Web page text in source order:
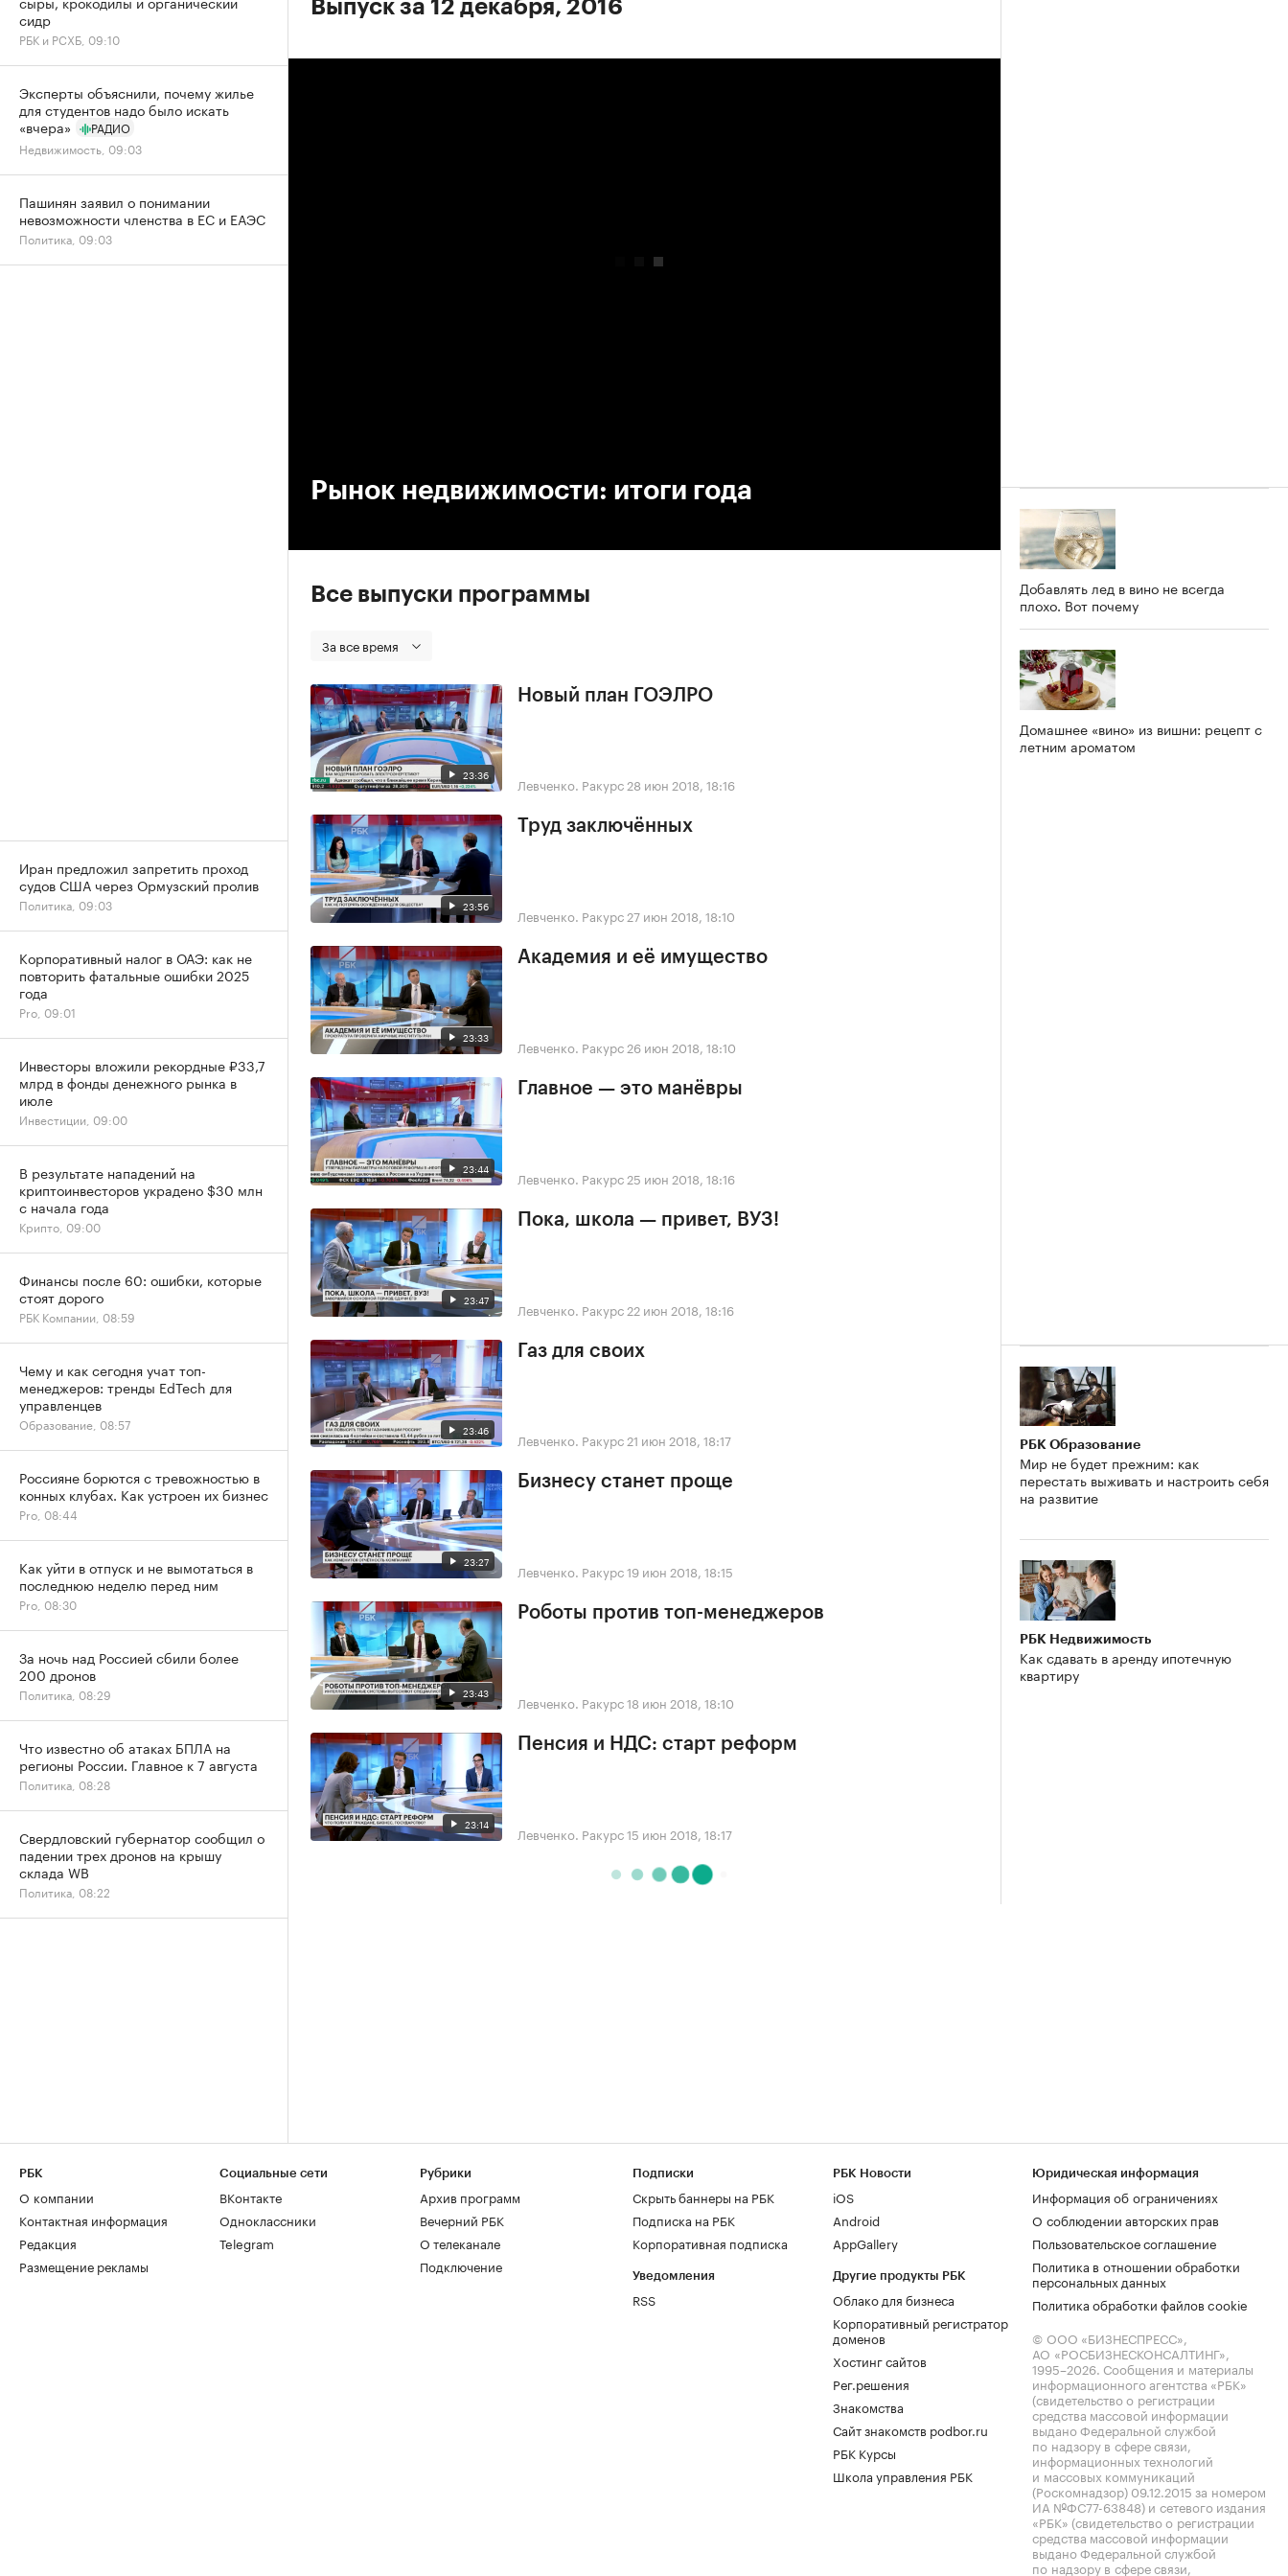
Выпуск за 12 декабря, 2016
Рынок недвижимости: итоги года
Все выпуски программы
За все время
23:36
Новый план ГОЭЛРО
Левченко. Ракурс 28 июн 2018, 18:16
23:56
Труд заключённых
Левченко. Ракурс 27 июн 2018, 18:10
23:33
Академия и её имущество
Левченко. Ракурс 26 июн 2018, 18:10
23:44
Главное — это манёвры
Левченко. Ракурс 25 июн 2018, 18:16
23:47
Пока, школа — привет, ВУЗ!
Левченко. Ракурс 22 июн 2018, 18:16
23:46
Газ для своих
Левченко. Ракурс 21 июн 2018, 18:17
23:27
Бизнесу станет проще
Левченко. Ракурс19 июн 2018, 18:15
23:43
Роботы против топ-менеджеров
Левченко. Ракурс18 июн 2018, 18:10
23:14
Пенсия и НДС: старт реформ
Левченко. Ракурс15 июн 2018, 18:17
Добавлять лед в вино не всегда
плохо. Вот почему
Домашнее «вино» из вишни: рецепт с
летним ароматом
РБК Образование
Мир не будет прежним: как
перестать выживать и настроить себя
на развитие
РБК Недвижимость
Как сдавать в аренду ипотечную
квартиру
сидр
РБК и РСХБ, 09:10
Эксперты объяснили, почему жилье
для студентов надо было искать
«вчера»
РАДИО
Недвижимость, 09:03
Пашинян заявил о понимании
невозможности членства в ЕС и ЕАЭС
Политика, 09:03
Иран предложил запретить проход
судов США через Ормузский пролив
Политика, 09:03
Корпоративный налог в ОАЭ: как не
повторить фатальные ошибки 2025
года
Pro, 09:01
Инвесторы вложили рекордные ₽33,7
млрд в фонды денежного рынка в
июле
Инвестиции, 09:00
В результате нападений на
криптоинвесторов украдено $30 млн
с начала года
Крипто, 09:00
Финансы после 60: ошибки, которые
стоят дорого
РБК Компании, 08:59
Чему и как сегодня учат топ-
менеджеров: тренды EdTech для
управленцев
Образование, 08:57
Россияне борются с тревожностью в
конных клубах. Как устроен их бизнес
Pro, 08:44
Как уйти в отпуск и не вымотаться в
последнюю неделю перед ним
Pro, 08:30
За ночь над Россией сбили более
200 дронов
Политика, 08:29
Что известно об атаках БПЛА на
регионы России. Главное к 7 августа
Политика, 08:28
Свердловский губернатор сообщил о
падении трех дронов на крышу
склада WB
Политика, 08:22
РБК
О компании
Контактная информация
Редакция
Размещение рекламы
Социальные сети
ВКонтакте
Одноклассники
Telegram
Рубрики
Архив программ
Вечерний РБК
О телеканале
Подключение
Подписки
Скрыть баннеры на РБК
Подписка на РБК
Корпоративная подписка
Уведомления
RSS
РБК Новости
iOS
Android
AppGallery
Другие продукты РБК
Облако для бизнеса
Корпоративный регистратор
доменов
Хостинг сайтов
Рег.решения
Знакомства
Сайт знакомств podbor.ru
РБК Курсы
Школа управления РБК
Юридическая информация
Информация об ограничениях
О соблюдении авторских прав
Пользовательское соглашение
Политика в отношении обработки
персональных данных
Политика обработки файлов cookie
© ООО «БИЗНЕСПРЕСС»,
АО «РОСБИЗНЕСКОНСАЛТИНГ»,
1995–2026. Сообщения и материалы
информационного агентства «РБК»
(свидетельство о регистрации
средства массовой информации
выдано Федеральной службой
по надзору в сфере связи,
информационных технологий
и массовых коммуникаций
(Роскомнадзор) 09.12.2015 за номером
ИА №ФС77-63848) и сетевого издания
«РБК» (свидетельство о регистрации
средства массовой информации
выдано Федеральной службой
по надзору в сфере связи,